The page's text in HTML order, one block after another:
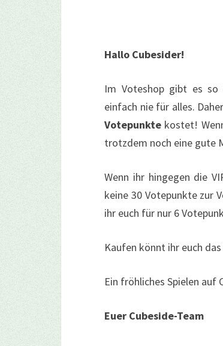
Hallo Cubesider!
Im Voteshop gibt es so
einfach nie für alles.
Votepunkte kostet!
trotzdem noch eine gute
Wenn ihr hingegen die
keine 30 Votepunkte zur
ihr euch für nur 6
Kaufen könnt ihr euch
Ein fröhliches Spielen auf
Euer Cubeside-Team